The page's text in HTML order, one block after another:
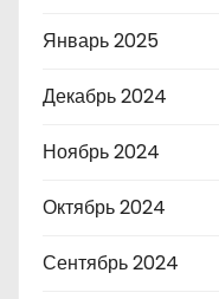
Январь 2025
Декабрь 2024
Ноябрь 2024
Октябрь 2024
Сентябрь 2024